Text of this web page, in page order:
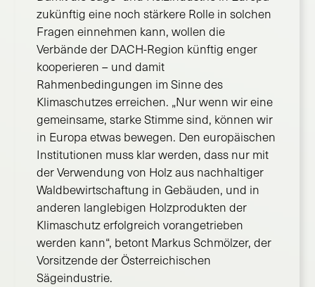
zukünftig eine noch stärkere Rolle in solchen
Fragen einnehmen kann, wollen die
Verbände der DACH-Region künftig enger
kooperieren – und damit
Rahmenbedingungen im Sinne des
Klimaschutzes erreichen. „Nur wenn wir eine
gemeinsame, starke Stimme sind, können wir
in Europa etwas bewegen. Den europäischen
Institutionen muss klar werden, dass nur mit
der Verwendung von Holz aus nachhaltiger
Waldbewirtschaftung in Gebäuden, und in
anderen langlebigen Holzprodukten der
Klimaschutz erfolgreich vorangetrieben
werden kann“, betont Markus Schmölzer, der
Vorsitzende der Österreichischen
Sägeindustrie.